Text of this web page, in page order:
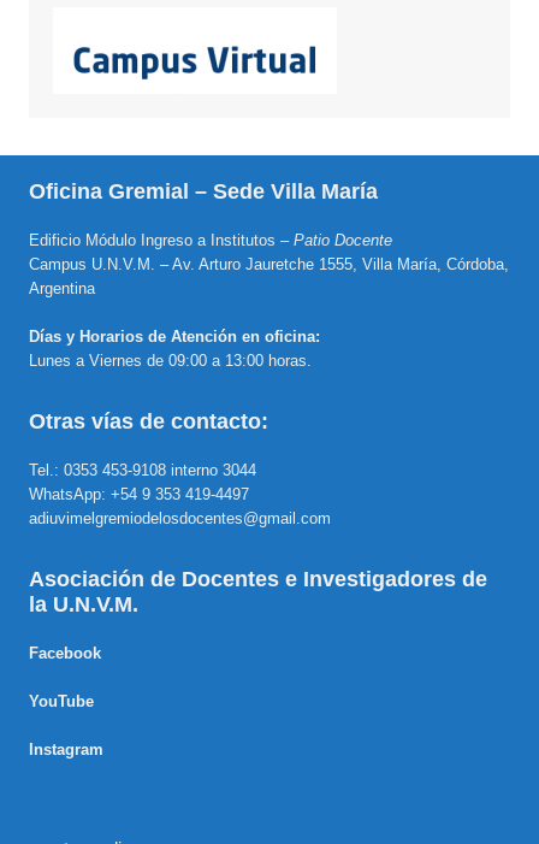
Oficina Gremial – Sede Villa María
Edificio Módulo Ingreso a Institutos – Patio Docente
Campus U.N.V.M. – Av. Arturo Jauretche 1555, Villa María, Córdoba,
Argentina
Días y Horarios de Atención en oficina:
Lunes a Viernes de 09:00 a 13:00 horas.
Otras vías de contacto:
Tel.: 0353 453-9108 interno 3044
WhatsApp: +54 9 353 419-4497
adiuvimelgremiodelosdocentes@gmail.com
Asociación de Docentes e Investigadores de
la U.N.V.M.
Facebook
YouTube
Instagram